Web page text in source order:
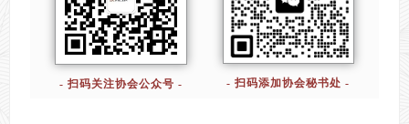
- 扫码关注协会公众号 - - 扫码添加协会秘书处 -